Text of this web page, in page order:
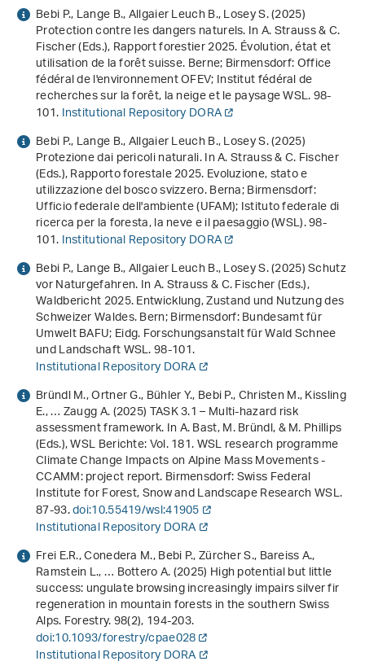
Bebi P., Lange B., Allgaier Leuch B., Losey S. (2025)
Protection contre les dangers naturels. In A. Strauss & C.
Fischer (Eds.),Rapport forestier 2025. Évolution, état et
utilisation de la forêt suisse. Berne; Birmensdorf: Office
fédéral de l'environnement OFEV; Institut fédéral de
recherches sur la forêt, la neige et le paysage WSL. 98-
101.Institutional Repository DORA
Bebi P., Lange B., Allgaier Leuch B., Losey S. (2025)
Protezione dai pericoli naturali. In A. Strauss & C. Fischer
(Eds.),Rapporto forestale 2025. Evoluzione, stato e
utilizzazione del bosco svizzero. Berna; Birmensdorf:
Ufficio federale dell'ambiente (UFAM); Istituto federale di
ricerca per la foresta, la neve e il paesaggio (WSL). 98-
101.Institutional Repository DORA
Bebi P., Lange B., Allgaier Leuch B., Losey S. (2025) Schutz
vor Naturgefahren. In A. Strauss & C. Fischer (Eds.),
Waldbericht 2025. Entwicklung, Zustand und Nutzung des
Schweizer Waldes. Bern; Birmensdorf: Bundesamt für
Umwelt BAFU; Eidg. Forschungsanstalt für Wald Schnee
und Landschaft WSL. 98-101.
Institutional Repository DORA
Bründl M., Ortner G., Bühler Y., Bebi P., Christen M., Kissling
E., … Zaugg A. (2025) TASK 3.1 – Multi-hazard risk
assessment framework. In A. Bast, M. Bründl, & M. Phillips
(Eds.),WSL Berichte: Vol. 181.WSL research programme
Climate Change Impacts on Alpine Mass Movements -
CCAMM: project report. Birmensdorf: Swiss Federal
Institute for Forest, Snow and Landscape Research WSL.
87-93.doi:10.55419/wsl:41905
Institutional Repository DORA
Frei E.R., Conedera M., Bebi P., Zürcher S., Bareiss A.,
Ramstein L., … Bottero A. (2025) High potential but little
success: ungulate browsing increasingly impairs silver fir
regeneration in mountain forests in the southern Swiss
Alps. Forestry.98(2), 194-203.
doi:10.1093/forestry/cpae028
Institutional Repository DORA